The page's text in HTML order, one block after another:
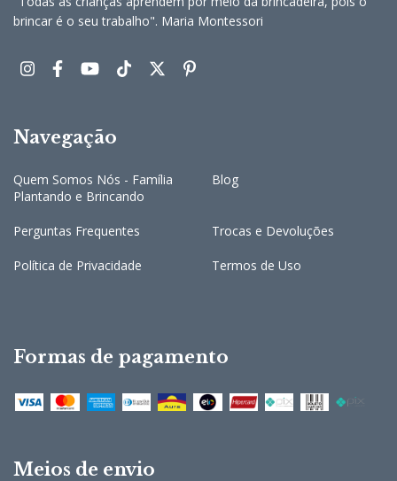
brincar é o seu trabalho". Maria Montessori
Navegação
Quem Somos Nós - Família
Plantando e Brincando
Blog
Perguntas Frequentes Trocas e Devoluções
Política de Privacidade Termos de Uso
Formas de pagamento
Meios de envio